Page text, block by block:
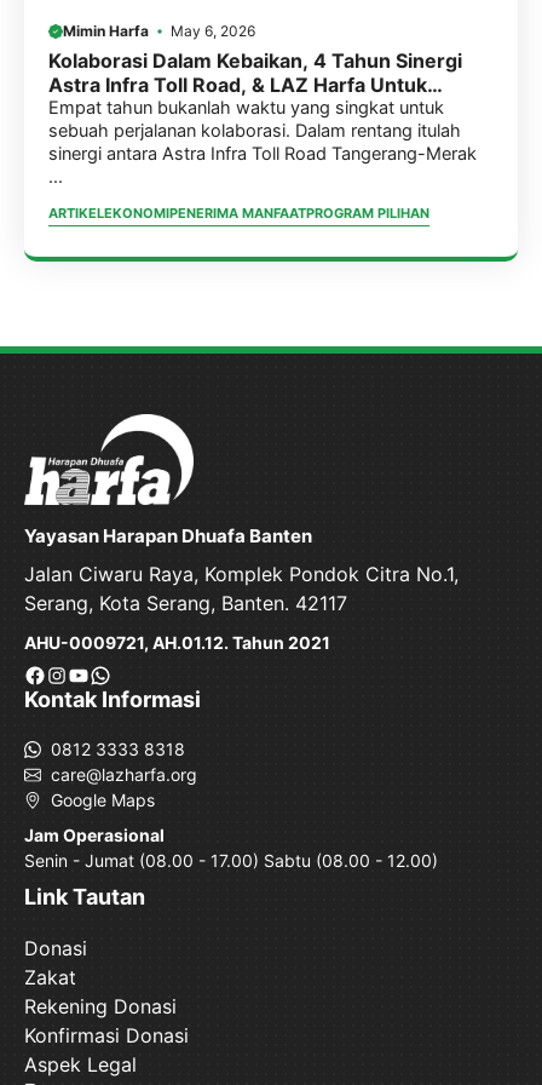
Mimin Harfa May 6, 2026
Kolaborasi Dalam Kebaikan, 4 Tahun Sinergi
Astra Infra Toll Road, & LAZ Harfa Untuk
Program Pemberdayaan Masyarakat
Empat tahun bukanlah waktu yang singkat untuk
sebuah perjalanan kolaborasi. Dalam rentang itulah
sinergi antara Astra Infra Toll Road Tangerang-Merak
...
ARTIKELEKONOMIPENERIMA MANFAATPROGRAM PILIHAN
Yayasan Harapan Dhuafa Banten
Jalan Ciwaru Raya, Komplek Pondok Citra No.1,
Serang, Kota Serang, Banten. 42117
AHU-0009721, AH.01.12. Tahun 2021
Facebook
Instagram
YouTube
WhatsApp
Kontak Informasi
0812 3333 8318
care@lazharfa.org
Google Maps
Jam Operasional
Senin - Jumat (08.00 - 17.00) Sabtu (08.00 - 12.00)
Link Tautan
Donasi
Zakat
Rekening Donasi
Konfirmasi Donasi
Aspek Legal